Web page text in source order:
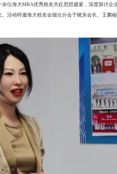
余位海大MBA优秀校友共赴思想盛宴，深度探讨
活动特邀海大校友会烟台分会于晓东会长、王鹏